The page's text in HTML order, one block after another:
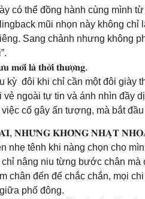
có thể đồng hành cùng mình
mũi nhọn này không
Sang chảnh nhưng không
𝐦𝐨̛́𝐢 𝐥𝐚̀ 𝐭𝐡𝐨̛̀𝐢 𝐭𝐡𝐮̛𝐨̛̣𝐧𝐠.
kỳ đôi khi chỉ cần một đôi giày
ngoài tự tin và ánh nhìn đầy
cố gây ấn tượng, mà bắt
𝐍𝐇𝐔̛̃𝐍𝐆 𝐊𝐇𝐎̂𝐍𝐆 𝐍𝐇𝐀̣𝐓
nhẹ tênh khi nàng chọn cho
nâng niu từng bước chân
chân đến đế chắc chắn, mọi
phố đông.